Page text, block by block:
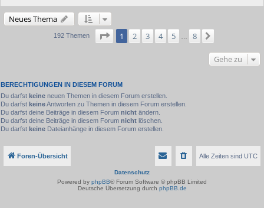
Neues Thema
192 Themen Seite von
1 2 3 4 5 8
Gehe zu
BERECHTIGUNGEN IN DIESEM FORUM
Du darfst keine neuen Themen in diesem Forum erstellen.
Du darfst keineAntworten zu Themen in diesem Forum erstellen.
Du darfst deine Beiträge in diesem Forum nicht ändern.
Du darfst deine Beiträge in diesem Forum nicht löschen.
Du darfst keine Dateianhänge in diesem Forum erstellen.
Foren-Übersicht Alle Zeiten sind UTC
Datenschutz
Powered by phpBB® Forum Software © phpBB Limited
Deutsche Übersetzung durch phpBB.de